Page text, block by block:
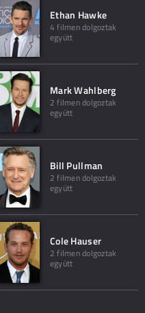
Ethan Hawke
4 filmen dolgoztak
együtt
Mark Wahlberg
2 filmen dolgoztak
együtt
Bill Pullman
2 filmen dolgoztak
együtt
Cole Hauser
2 filmen dolgoztak
együtt